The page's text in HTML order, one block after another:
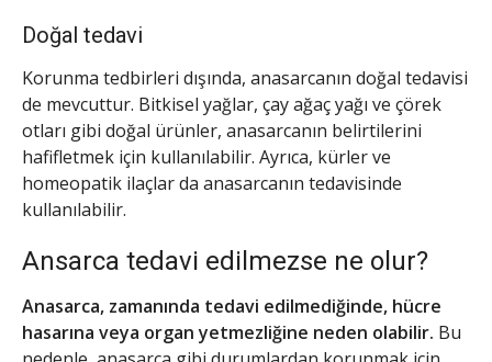
Doğal tedavi
Korunma tedbirleri dışında, anasarcanın doğal tedavisi
de mevcuttur. Bitkisel yağlar, çay ağaç yağı ve çörek
otları gibi doğal ürünler, anasarcanın belirtilerini
hafifletmek için kullanılabilir. Ayrıca, kürler ve
homeopatik ilaçlar da anasarcanın tedavisinde
kullanılabilir.
Ansarca tedavi edilmezse ne olur?
Anasarca, zamanında tedavi edilmediğinde, hücre
hasarına veya organ yetmezliğine neden olabilir. Bu